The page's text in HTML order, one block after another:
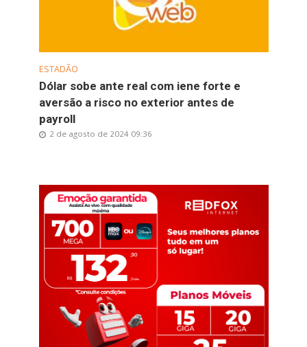
ESTADÃO
Dólar sobe ante real com iene forte e
aversão a risco no exterior antes de
payroll
2 de agosto de 2024 09:36